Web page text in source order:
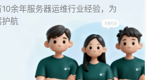
余年服务器运维行业经验，为
护航